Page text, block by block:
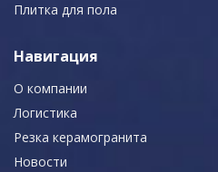
Плитка для пола
Навигация
О компании
Логистика
Резка керамогранита
Новости